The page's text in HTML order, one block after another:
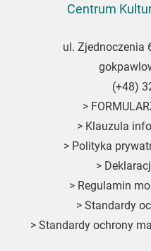
Centrum
ul. Zjednoczenia
(+48)
>
> Klauzula
> Polityka
>
> Regulamin
>Standardy
> Standardy ochrony